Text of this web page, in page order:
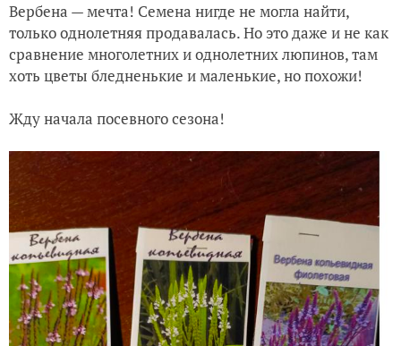
Вербена — мечта! Семена нигде не могла найти,
только однолетняя продавалась. Но это даже и не как
сравнение многолетних и однолетних люпинов, там
хоть цветы бледненькие и маленькие, но похожи!
Жду начала посевного сезона!